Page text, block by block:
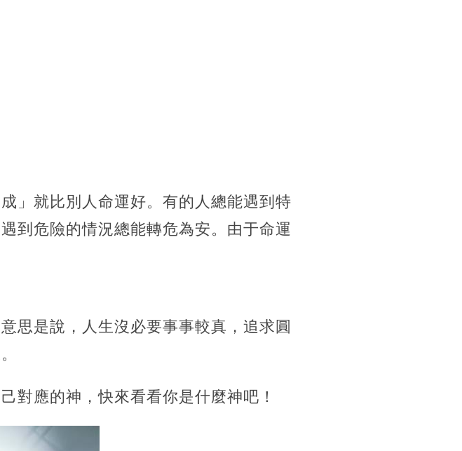
」就比別人命運好。有的人總能遇到特
到危險的情況總能轉危為安。 由于命運
思是說，人生沒必要事事較真，追求圓
對應的神，快來看看你是什麼神吧！